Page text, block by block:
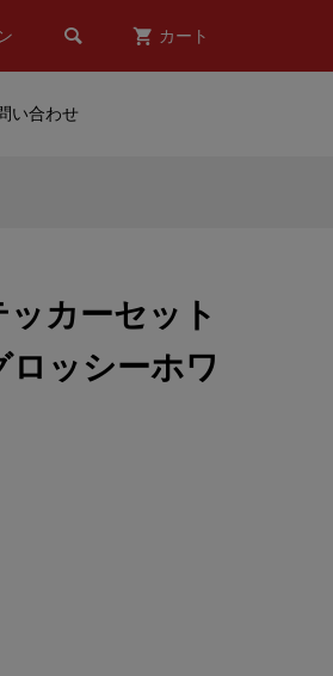
 カート
い合わせ
¥1,200(税込)
Valentino Rossi(バレンティ
カーセット
ロッシーホワ